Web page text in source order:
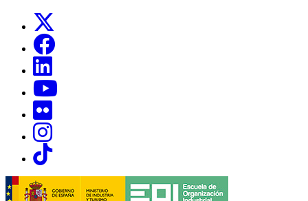
Links, Opens in this window
Links, Opens in this window
Links, Opens in this window
Links, Opens in this window
Links, Opens in this window